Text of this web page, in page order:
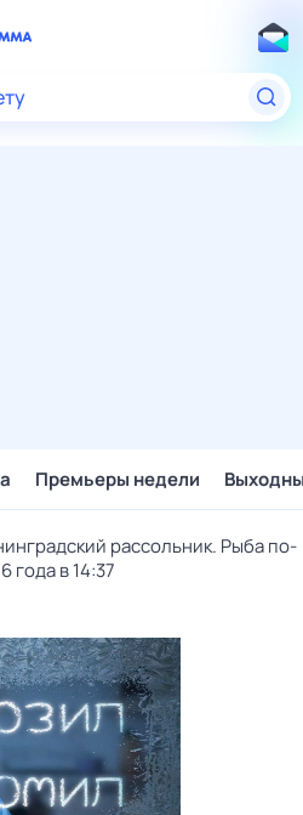
Премьеры недели
рассольник. Рыба по-
года в 14:37